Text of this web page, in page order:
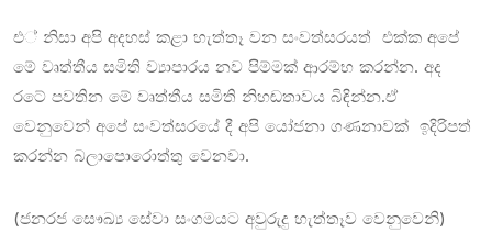
එ් නිසා අපි අදහස් කළා හැත්තෑ වන සංවත්සරයත් එක්ක අපේ
මේ වෘත්තීය සමිති ව්‍යාපාරය නව පිම්මක් ආරම්භ කරන්න. අද
රටේ පවතින මේ වෘත්තීය සමිති නිහඬතාවය බිඳින්න.ඒ
වෙනුවෙන් අපේ සංවත්සරයේ දී අපි යෝජනා ගණනාවක් ඉදිරිපත්
කරන්න බලාපොරොත්තු වෙනවා.
(ජනරජ සෞඛ්‍ය සේවා සංගමයට අවුරුදු හැත්තෑව වෙනුවෙනි)